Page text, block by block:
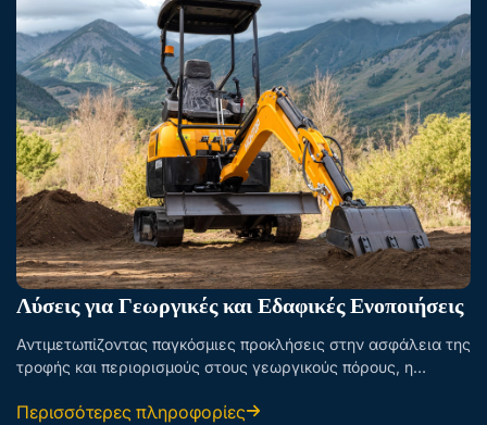
Λύσεις για Γεωργικές και Εδαφικές Ενοποιήσεις
Αντιμετωπίζοντας παγκόσμιες προκλήσεις στην ασφάλεια της
τροφής και περιορισμούς στους γεωργικούς πόρους, η
παραγωγικότητα της γης μέσω μηχανικών και έξυπνων
Περισσότερες πληροφορίες